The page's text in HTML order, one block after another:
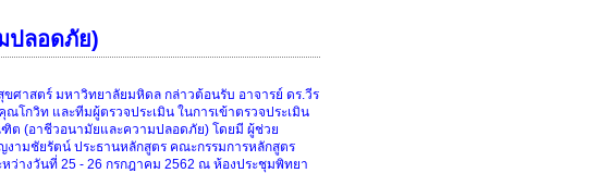
ปลอดภัย)
ศาสตร์ มหาวิทยาลัยมหิดล กล่าวต้อนรับ อาจารย์ ดร.วีร
โกวิท และทีมผู้ตรวจประเมิน ในการเข้าตรวจประเมิน
ต (อาชีวอนามัยและความปลอดภัย) โดยมี ผู้ช่วย
ามชัยรัตน์ ประธานหลักสูตร คณะกรรมการหลักสูตร
ว่างวันที่ 25 - 26 กรกฎาคม 2562 ณ ห้องประชุมพิทยา